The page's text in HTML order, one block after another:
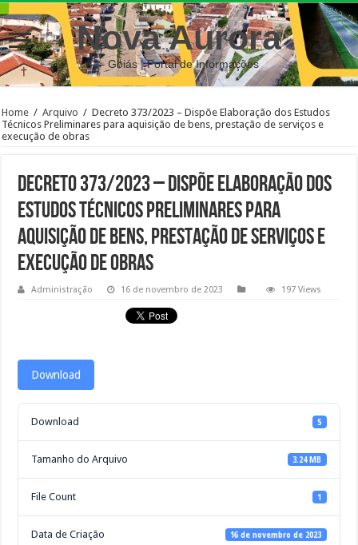
Nova Aurora
– Goiás | Portal de Informações
Home / Arquivo / Decreto 373/2023 – Dispõe Elaboração dos Estudos
Técnicos Preliminares para aquisição de bens, prestação de serviços e
execução de obras
Decreto 373/2023 – Dispõe Elaboração dos
Estudos Técnicos Preliminares para
aquisição de bens, prestação de serviços e
execução de obras
Administração 16 de novembro de 2023 197 Views
Download
Download 5
Tamanho do Arquivo 3.24 MB
File Count 1
Data de Criação 16 de novembro de 2023